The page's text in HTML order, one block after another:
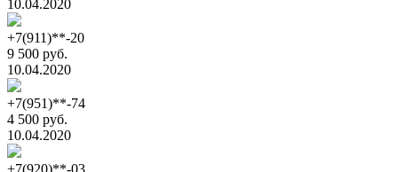
10.04.2020
+7(911)**-20
9 500 руб.
10.04.2020
+7(951)**-74
4 500 руб.
10.04.2020
+7(920)**-03